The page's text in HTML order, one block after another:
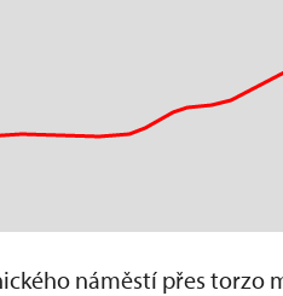
náměstí přes torzo